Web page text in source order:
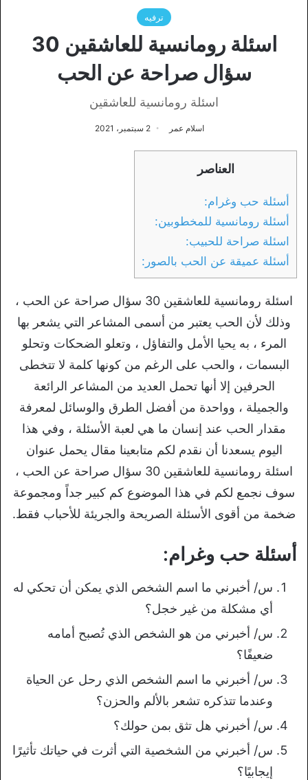
ترفيه
اسئلة رومانسية للعاشقين 30
سؤال صراحة عن الحب
اسئلة رومانسية للعاشقين
اسلام عمر 2 سبتمبر، 2021
العناصر
أسئلة حب وغرام:
أسئلة رومانسية للمخطوبين:
اسئلة صراحة للحبيب:
أسئلة عميقة عن الحب بالصور:
اسئلة رومانسية للعاشقين 30 سؤال صراحة عن الحب ،
وذلك لأن الحب يعتبر من أسمى المشاعر التي يشعر بها
المرء ، به يحيا الأمل والتفاؤل ، وتعلو الضحكات وتحلو
البسمات ، والحب على الرغم من كونها كلمة لا تتخطى
الحرفين إلا أنها تحمل العديد من المشاعر الرائعة
والجميلة ، وواحدة من أفضل الطرق والوسائل لمعرفة
مقدار الحب عند إنسان ما هي لعبة الأسئلة ، وفي هذا
اليوم يسعدنا أن نقدم لكم متابعينا مقال يحمل عنوان
اسئلة رومانسية للعاشقين 30 سؤال صراحة عن الحب ،
سوف نجمع لكم في هذا الموضوع كم كبير جداً ومجموعة
ضخمة من أقوى الأسئلة الصريحة والجريئة للأحباب فقط.
أسئلة حب وغرام:
س/ أخبرني ما اسم الشخص الذي يمكن أن تحكي له
أي مشكلة من غير خجل؟
س/ أخبرني من هو الشخص الذي تُصبح أمامه
ضعيفًا؟
س/ أخبرني ما اسم الشخص الذي رحل عن الحياة
وعندما تتذكره تشعر بالألم والحزن؟
س/ أخبرني هل تثق بمن حولك؟
س/ أخبرني من الشخصية التي أثرت في حياتك تأثيرًا
إيجابيًا؟